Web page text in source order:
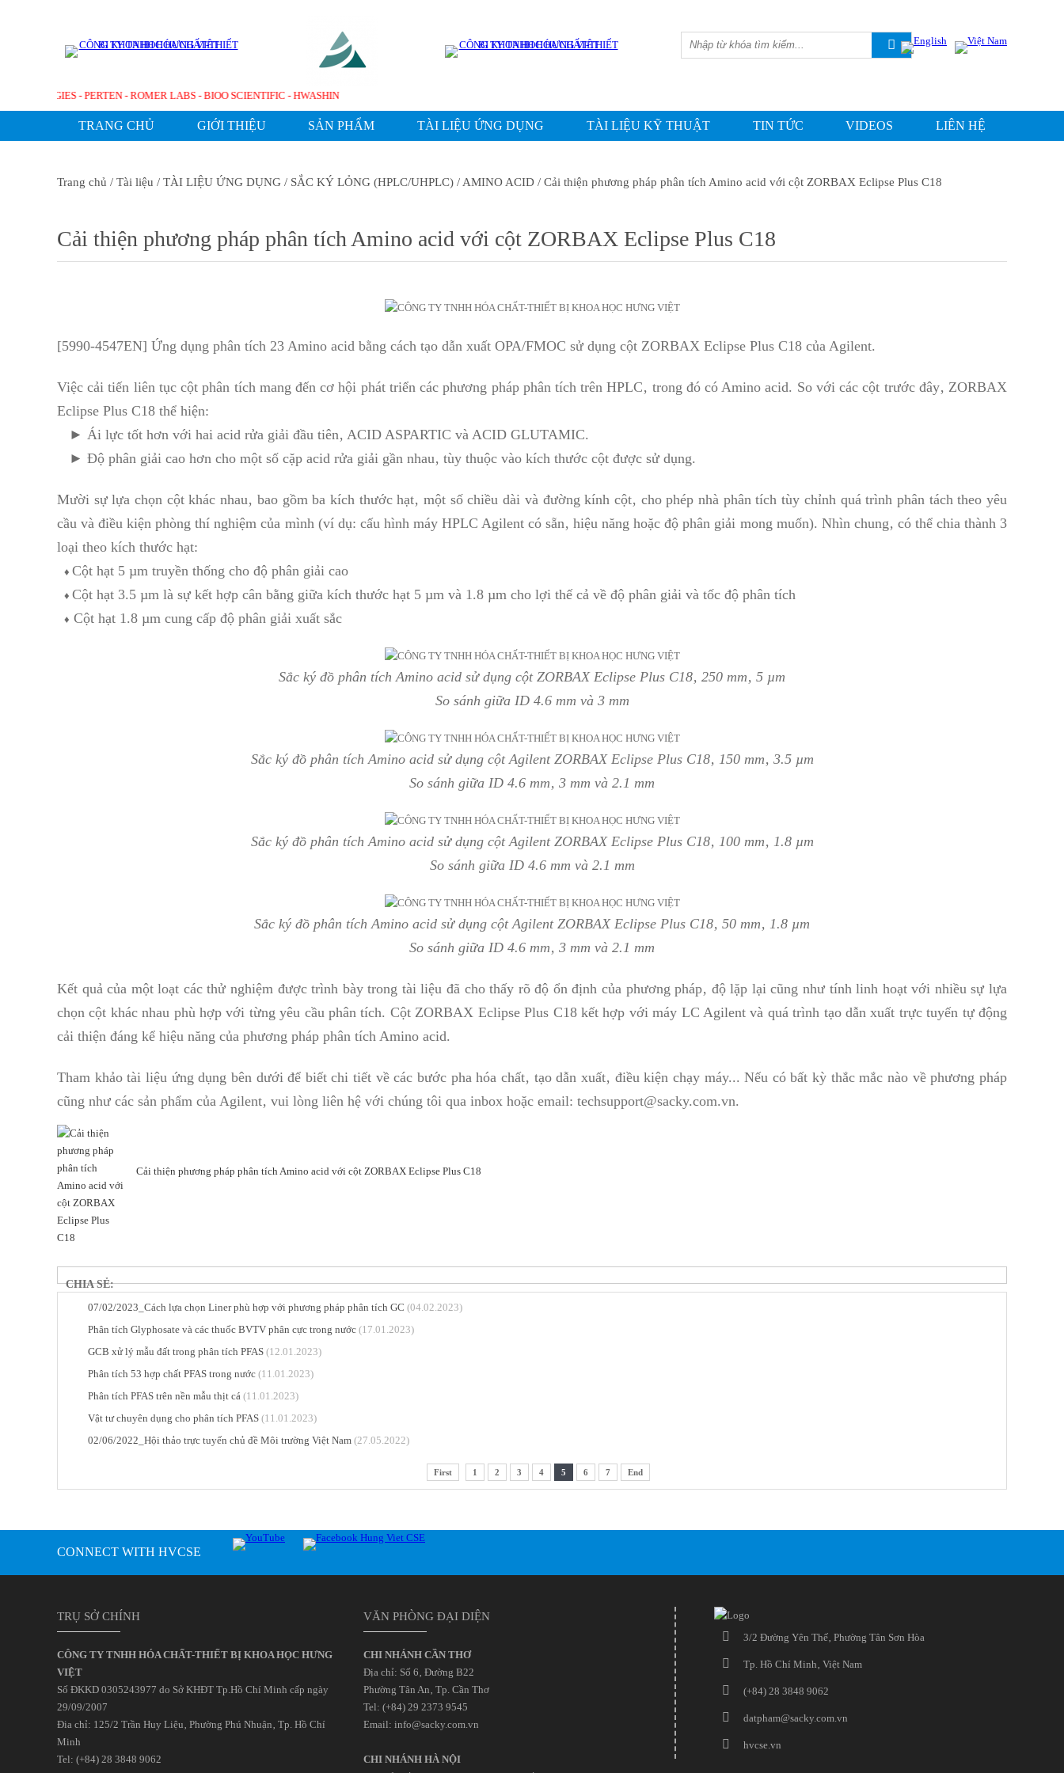
TECHNOLOGIES - PERTEN - ROMER LABS - BIOO SCIENTIFIC - HWASHIN
TRANG CHỦ GIỚI THIỆU SẢN PHẨM TÀI LIỆU ỨNG DỤNG TÀI LIỆU KỸ THUẬT TIN TỨC VIDEOS LIÊN HỆ
Trang chủ / Tài liệu / TÀI LIỆU ỨNG DỤNG / SẮC KÝ LỎNG (HPLC/UHPLC) / AMINO ACID / Cải thiện phương pháp phân tích Amino acid với cột ZORBAX Eclipse Plus C18
Cải thiện phương pháp phân tích Amino acid với cột ZORBAX Eclipse Plus C18
[5990-4547EN] Ứng dụng phân tích 23 Amino acid bằng cách tạo dẫn xuất OPA/FMOC sử dụng cột ZORBAX Eclipse Plus C18 của Agilent.
Việc cải tiến liên tục cột phân tích mang đến cơ hội phát triển các phương pháp phân tích trên HPLC‚ trong đó có Amino acid. So với các cột trước đây‚ ZORBAX
Eclipse Plus C18 thể hiện:
► Ái lực tốt hơn với hai acid rửa giải đầu tiên‚ ACID ASPARTIC và ACID GLUTAMIC.
► Độ phân giải cao hơn cho một số cặp acid rửa giải gần nhau‚ tùy thuộc vào kích thước cột được sử dụng.
Mười sự lựa chọn cột khác nhau‚ bao gồm ba kích thước hạt‚ một số chiều dài và đường kính cột‚ cho phép nhà phân tích tùy chỉnh quá trình phân tách theo yêu
cầu và điều kiện phòng thí nghiệm của mình (ví dụ: cấu hình máy HPLC Agilent có sẵn‚ hiệu năng hoặc độ phân giải mong muốn). Nhìn chung‚ có thể chia thành 3
loại theo kích thước hạt:
♦ Cột hạt 5 µm truyền thống cho độ phân giải cao
♦ Cột hạt 3.5 µm là sự kết hợp cân bằng giữa kích thước hạt 5 µm và 1.8 µm cho lợi thế cả về độ phân giải và tốc độ phân tích
♦ Cột hạt 1.8 µm cung cấp độ phân giải xuất sắc
Sắc ký đồ phân tích Amino acid sử dụng cộtZORBAX Eclipse Plus C18‚ 250 mm‚ 5 µm
So sánh giữa ID 4.6 mm và 3 mm
Sắc ký đồ phân tích Amino acid sử dụng cột Agilent ZORBAX Eclipse Plus C18‚ 150 mm‚ 3.5 µm
So sánh giữa ID 4.6 mm‚ 3 mm và 2.1 mm
Sắc ký đồ phân tích Amino acid sử dụng cột Agilent ZORBAX Eclipse Plus C18‚ 100 mm‚ 1.8 µm
So sánh giữa ID 4.6 mm và 2.1 mm
Sắc ký đồ phân tích Amino acid sử dụng cột Agilent ZORBAX Eclipse Plus C18‚ 50 mm‚ 1.8 µm
So sánh giữa ID 4.6 mm‚ 3 mm và 2.1 mm
Kết quả của một loạt các thử nghiệm được trình bày trong tài liệu đã cho thấy rõ độ ổn định của phương pháp‚ độ lặp lại cũng như tính linh hoạt với nhiều sự lựa
chọn cột khác nhau phù hợp với từng yêu cầu phân tích. Cột ZORBAX Eclipse Plus C18 kết hợp với máy LC Agilent và quá trình tạo dẫn xuất trực tuyến tự động
cải thiện đáng kể hiệu năng của phương pháp phân tích Amino acid.
Tham khảo tài liệu ứng dụng bên dưới để biết chi tiết về các bước pha hóa chất‚ tạo dẫn xuất‚ điều kiện chạy máy... Nếu có bất kỳ thắc mắc nào về phương pháp
cũng như các sản phẩm của Agilent‚ vui lòng liên hệ với chúng tôi qua inbox hoặc email: techsupport@sacky.com.vn.
Cải thiện phương pháp phân tích Amino acid với cột ZORBAX Eclipse Plus C18
CHIA SẺ:
07/02/2023_Cách lựa chọn Liner phù hợp với phương pháp phân tích GC (04.02.2023)
Phân tích Glyphosate và các thuốc BVTV phân cực trong nước (17.01.2023)
GCB xử lý mẫu đất trong phân tích PFAS (12.01.2023)
Phân tích 53 hợp chất PFAS trong nước (11.01.2023)
Phân tích PFAS trên nền mẫu thịt cá (11.01.2023)
Vật tư chuyên dụng cho phân tích PFAS (11.01.2023)
02/06/2022_Hội thảo trực tuyến chủ đề Môi trường Việt Nam (27.05.2022)
First 1 2 3 4 5 6 7 End
CONNECT WITH HVCSE
TRỤ SỞ CHÍNH
CÔNG TY TNHH HÓA CHẤT-THIẾT BỊ KHOA HỌC HƯNG
VIỆT
Số ĐKKD 0305243977 do Sở KHĐT Tp.Hồ Chí Minh cấp ngày
29/09/2007
Đia chỉ: 125/2 Trần Huy Liệu‚ Phường Phú Nhuận‚ Tp. Hồ Chí
Minh
Tel: (+84) 28 3848 9062
VĂN PHÒNG ĐẠI DIỆN
CHI NHÁNH CẦN THƠ
Địa chỉ: Số 6‚ Đường B22
Phường Tân An‚ Tp. Cần Thơ
Tel: (+84) 29 2373 9545
Email: info@sacky.com.vn
CHI NHÁNH HÀ NỘI
3/2 Đường Yên Thế‚ Phường Tân Sơn Hòa
Tp. Hồ Chí Minh‚ Việt Nam
(+84) 28 3848 9062
datpham@sacky.com.vn
hvcse.vn